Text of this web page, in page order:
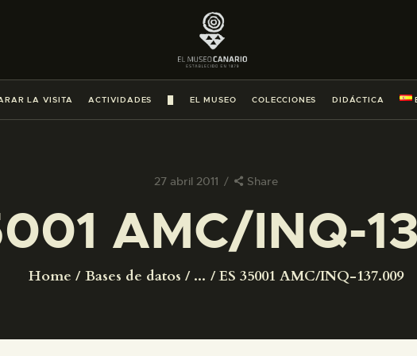
LA VISITA ACTIVIDADES EL MUSEO COLECCIONES DIDÁCTICA
27 abril 2011 Share
AMC/INQ-
Home Bases de datos ... ES 35001 AMC/INQ-137.009
PREPARAR LA VISITA
ACTIVIDADES
█
COLECCIONES
DIDÁCTICA